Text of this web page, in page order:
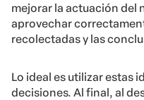
mejorar la actuación del
aprovechar
recolectadas y las
Lo ideal es utilizar estas
decisiones. Al final, al